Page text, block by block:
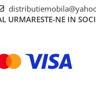
URMARESTE-NE IN